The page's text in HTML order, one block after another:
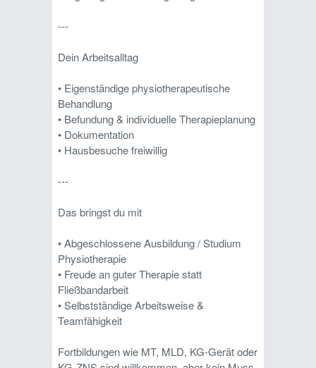
---
Dein Arbeitsalltag
• Eigenständige physiotherapeutische
Behandlung
• Befundung & individuelle Therapieplanung
• Dokumentation
• Hausbesuche freiwillig
---
Das bringst du mit
• Abgeschlossene Ausbildung / Studium
Physiotherapie
• Freude an guter Therapie statt
Fließbandarbeit
• Selbstständige Arbeitsweise &
Teamfähigkeit
Fortbildungen wie MT, MLD, KG-Gerät oder